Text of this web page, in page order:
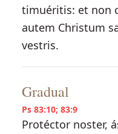
timuéritis: et non
autem Christum
vestris.
Gradual
Ps 83:10; 83:9
Protéctor noster,